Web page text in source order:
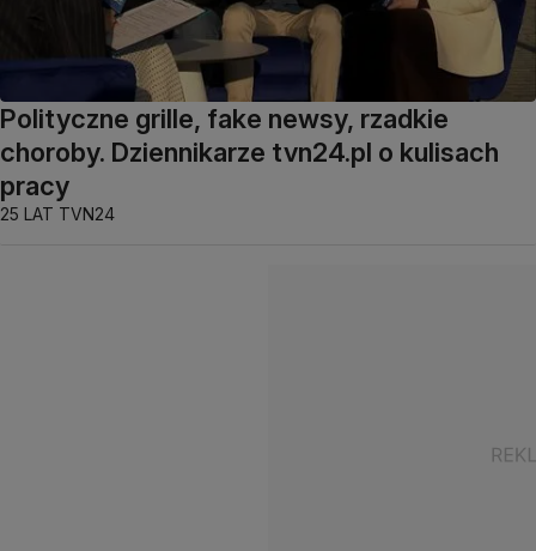
Polityczne grille, fake newsy, rzadkie
choroby. Dziennikarze tvn24.pl o kulisach
pracy
25 LAT TVN24